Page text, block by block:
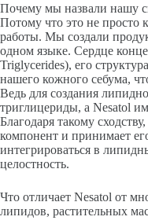
Почему мы назвали нашу
Потому что это не просто
работы. Мы создали
одном языке. Сердце
Triglycerides), его
нашего кожного себума,
Ведь для создания
триглицериды, а Nesatol
Благодаря такому
компонент и принимает
интегрироваться в
целостность.
Что отличает Nesatol от
липидов, растительных